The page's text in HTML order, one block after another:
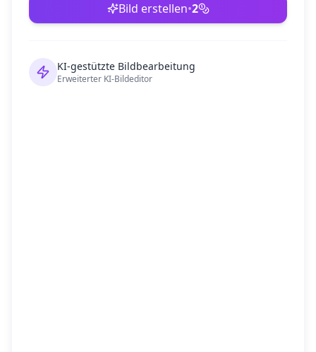
Bild erstellen•2
KI-gestützte Bildbearbeitung
Erweiterter KI-Bildeditor